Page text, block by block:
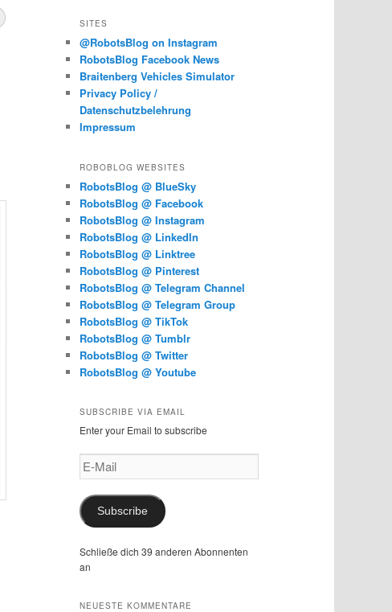
SITES
@RobotsBlog on Instagram
RobotsBlog Facebook News
Braitenberg Vehicles Simulator
Privacy Policy /
Datenschutzbelehrung
Impressum
ROBOBLOG WEBSITES
RobotsBlog @ BlueSky
RobotsBlog @ Facebook
RobotsBlog @ Instagram
RobotsBlog @ LinkedIn
RobotsBlog @ Linktree
RobotsBlog @ Pinterest
RobotsBlog @ Telegram Channel
RobotsBlog @ Telegram Group
RobotsBlog @ TikTok
RobotsBlog @ Tumblr
RobotsBlog @ Twitter
RobotsBlog @ Youtube
SUBSCRIBE VIA EMAIL
Enter your Email to subscribe
E-
Mail
Subscribe
Schließe dich 39 anderen Abonnenten
an
NEUESTE KOMMENTARE